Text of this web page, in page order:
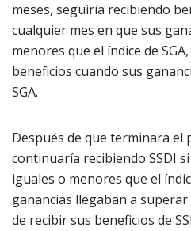
meses, seguiría recibiendo
cualquier mes en que sus
menores que el índice de
beneficios cuando sus
SGA.
Después de que terminara el
continuaría recibiendo SSDI
iguales o menores que el
ganancias llegaban a superar
de recibir sus beneficios de